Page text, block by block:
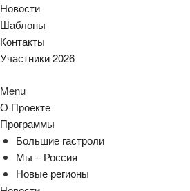
Новости
Шаблоны
Контакты
Участники 2026
Menu
О Проекте
Программы
Большие гастроли
Мы – Россия
Новые регионы